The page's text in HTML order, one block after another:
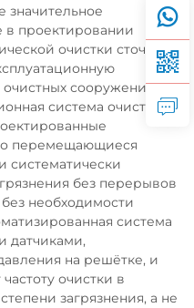
значительное
в проектировании
очистки сточных
сооружений по
система очистки
перемещающиеся
систематически
без перерывов
необходимости
система
датчиками,
на решётке, и
очистки в
загрязнения, а не